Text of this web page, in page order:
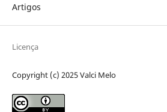
Artigos
Licença
Copyright (c) 2025 Valci Melo